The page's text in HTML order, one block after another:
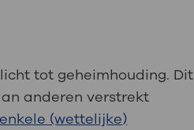
tot geheimhouding. Dit
anderen verstrekt
enkele (wettelijke)